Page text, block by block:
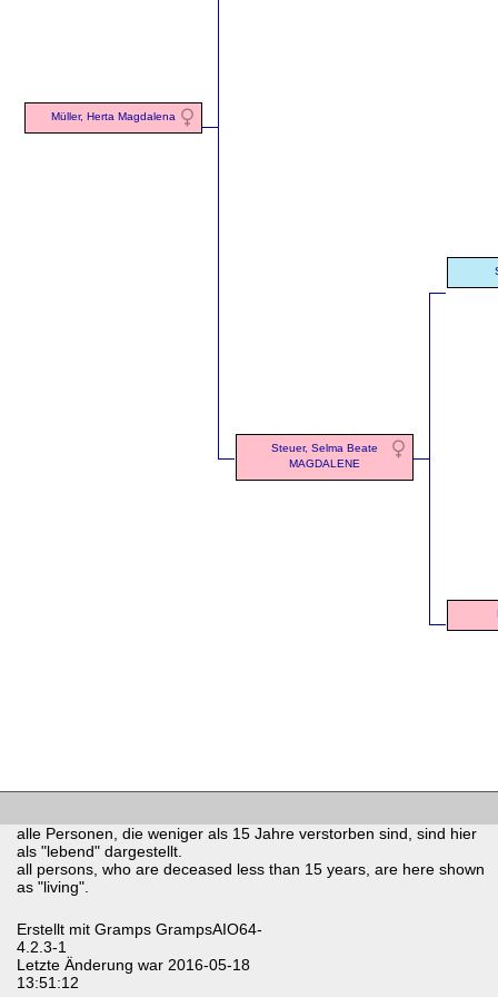
Müller, Herta Magdalena
Steuer, Selma Beate
MAGDALENE
alle Personen, die weniger als 15 Jahre verstorben sind, sind hier
als "lebend" dargestellt.
all persons, who are deceased less than 15 years, are here shown
as "living".
Erstellt mit Gramps GrampsAIO64-
4.2.3-1
Letzte Änderung war 2016-05-18
13:51:12